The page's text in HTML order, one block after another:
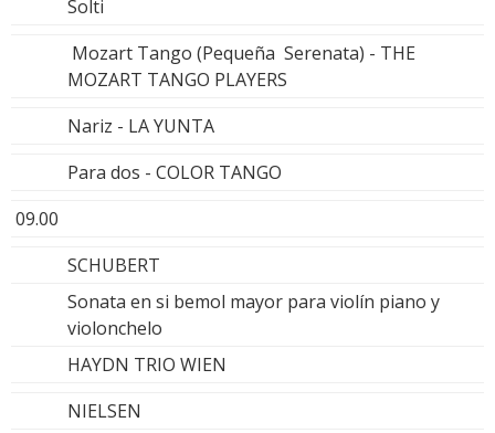
Solti
Mozart Tango (Pequeña Serenata) - THE
MOZART TANGO PLAYERS
Nariz - LA YUNTA
Para dos - COLOR TANGO
09.00
SCHUBERT
Sonata en si bemol mayor para violín piano y
violonchelo
HAYDN TRIO WIEN
NIELSEN